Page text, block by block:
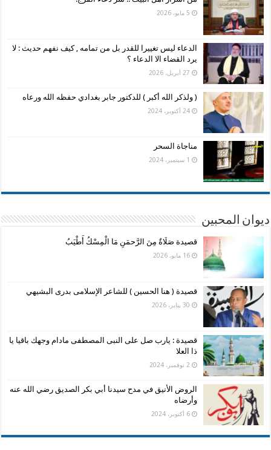
5 مايو، 2026
الدعاء ليس تغييرا للقدر بل من تمامه , كيف نفهم حديث : لا
يرد القضاء الا الدعاء ؟
27 أبريل، 2026
( ولذكر الله أكبر ) للدكتور جابر بغدادي حفظه الله ورعاه
24 أكتوبر، 2024
مناجاة السحر
1 سبتمبر، 2024
ديوان المحبين
قصيدة صَلَاةٌ مِنَ الرَّحمَنِ مَا الْمِسْكُ أَطْيَبُ
16 مايو، 2026
قصيدة ( هنا الحسين ) للشاعر الإسلامى بدرى البشيهي
30 يناير، 2026
قصيدة : يارب صل على النبى المصطفى مادام وجهك باقيا يا
ذا العلا
2 نوفمبر، 2024
الروض الأنيق في مدح سيدنا أبي بكر الصديق رضي الله عنه
وأرضاه
6 أكتوبر، 2024